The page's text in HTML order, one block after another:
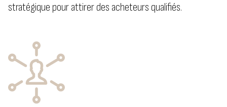
stratégique pour attirer des acheteurs qualifiés.